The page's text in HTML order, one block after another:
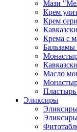
Мази
Крем
Крем
Крема с
Масло
Эликсиры